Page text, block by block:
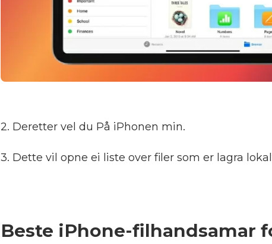
2. Deretter vel du På iPhonen min.
3. Dette vil opne ei liste over filer som er lagra
Beste iPhone-filhandsamar